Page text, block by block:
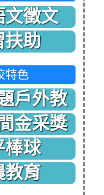
文徵文
扶助
特色
戶外教
金采獎
棒球
教育